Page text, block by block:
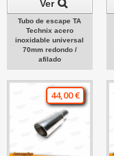
Ver
Tubo de escape TA
Technix acero
inoxidable universal
70mm redondo /
afilado
44,00 €